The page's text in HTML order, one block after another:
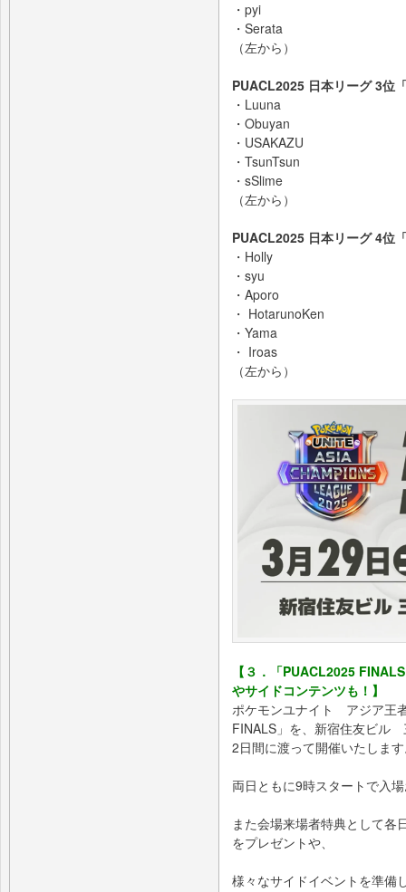
・pyi
・Serata
（左から）
PUACL2025 日本リーグ 3位
・Luuna
・Obuyan
・USAKAZU
・TsunTsun
・sSlime
（左から）
PUACL2025 日本リーグ 4位
・Holly
・syu
・Aporo
・ HotarunoKen
・Yama
・ Iroas
（左から）
【３．「PUACL2025
やサイドコンテンツも！】
ポケモンユナイト アジア王
FINALS」を、新宿住友ビル
2日間に渡って開催いたしま
両日ともに9時スタートで入
また会場来場者特典として各
をプレゼントや、
様々なサイドイベントを準備